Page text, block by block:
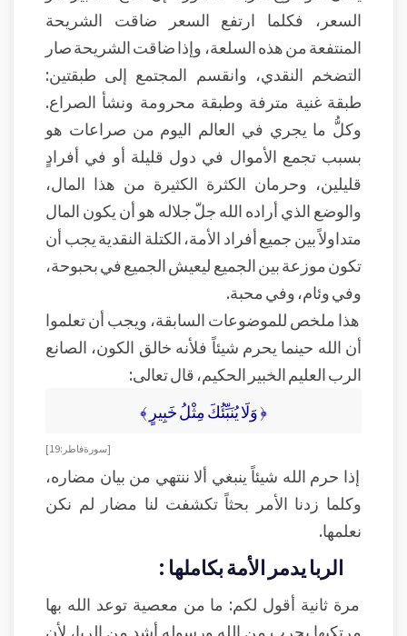
السعر، فكلما ارتفع السعر ضاقت الشريحة
المنتفعة من هذه السلعة، وإذا ضاقت الشريحة صار
التضخم النقدي، وانقسم المجتمع إلى طبقتين:
طبقة غنية مترفة وطبقة محرومة ونشأ الصراع.
وكلُّ ما يجري في العالم اليوم من صراعات هو
بسبب تجمع الأموال في دول قليلة أو في أفرادٍ
قليلين، وحرمان الكثرة الكثيرة من هذا المال،
والوضع الذي أراده الله جلّ جلاله هو أن يكون المال
متداولاً بين جميع أفراد الأمة، الكتلة النقدية يجب أن
تكون موزعة بين الجميع ليعيش الجميع في بحبوحة،
وفي وئام، وفي محبة.
هذا ملخص للموضوعات السابقة، ويجب أن تعلموا
أن الله حينما يحرم شيئاً فلأنه خالق الكون، الصانع
الرب العليم الخبير الحكيم، قال تعالى:
﴿ وَلَا يُنَبِّئُكَ مِثْلُ خَبِيرٍ ﴾
[ سورة فاطر: 19 ]
إذا حرم الله شيئاً ينبغي ألا ننتهي من بيان مضاره،
وكلما زدنا الأمر بحثاً تكشفت لنا مضار لم نكن
نعلمها.
الربا يدمر الأمة بكاملها :
مرة ثانية أقول لكم: ما من معصية توعد الله بها
مرتكبها بحرب من الله ورسوله أشد من الربا، لأن